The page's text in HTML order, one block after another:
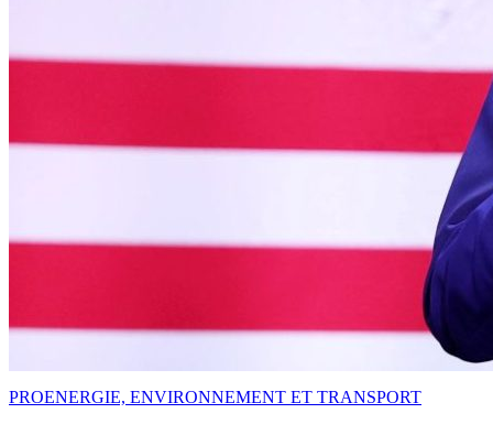
PROENERGIE, ENVIRONNEMENT ET TRANSPORT